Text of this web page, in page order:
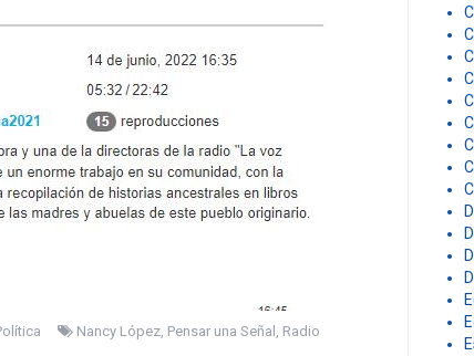
Nancy López, Pensar una Señal , Radio